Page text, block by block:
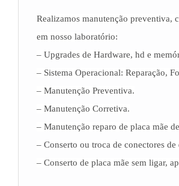
Realizamos manutenção preventiva,
em nosso laboratório:
– Upgrades de Hardware, hd e
– Sistema Operacional: Reparação,
– Manutenção Preventiva.
– Manutenção Corretiva.
– Manutenção reparo de placa mãe
– Conserto ou troca de conectores
– Conserto de placa mãe sem ligar,